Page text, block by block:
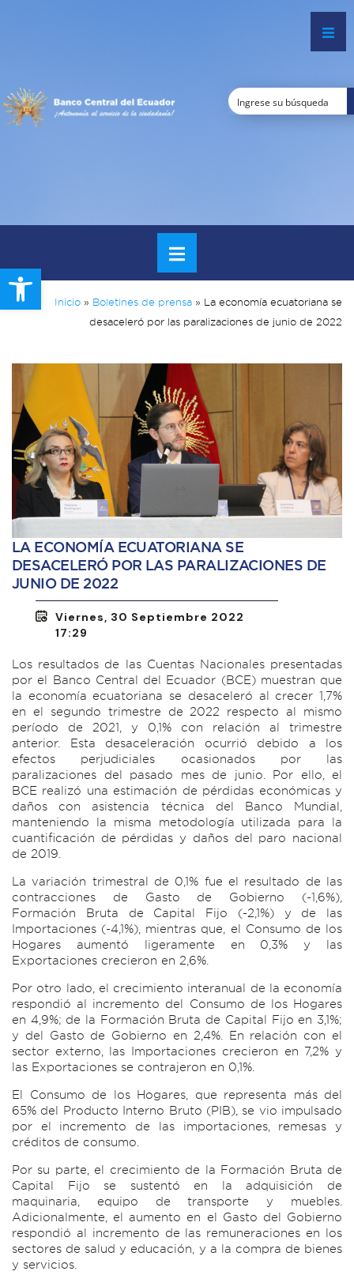
Open toolbar
Inicio » Boletines de prensa » La economía ecuatoriana se
desaceleró por las paralizaciones de junio de 2022
LA ECONOMÍA ECUATORIANA SE
DESACELERÓ POR LAS PARALIZACIONES DE
JUNIO DE 2022
Viernes, 30 Septiembre 2022
17:29
Los resultados de las Cuentas Nacionales presentadas
por el Banco Central del Ecuador (BCE) muestran que
la economía ecuatoriana se desaceleró al crecer 1,7%
en el segundo trimestre de 2022 respecto al mismo
período de 2021, y 0,1% con relación al trimestre
anterior. Esta desaceleración ocurrió debido a los
efectos perjudiciales ocasionados por las
paralizaciones del pasado mes de junio. Por ello, el
BCE realizó una estimación de pérdidas económicas y
daños con asistencia técnica del Banco Mundial,
manteniendo la misma metodología utilizada para la
cuantificación de pérdidas y daños del paro nacional
de 2019.
La variación trimestral de 0,1% fue el resultado de las
contracciones de Gasto de Gobierno (-1,6%),
Formación Bruta de Capital Fijo (-2,1%) y de las
Importaciones (-4,1%), mientras que, el Consumo de los
Hogares aumentó ligeramente en 0,3% y las
Exportaciones crecieron en 2,6%.
Por otro lado, el crecimiento interanual de la economía
respondió al incremento del Consumo de los Hogares
en 4,9%; de la Formación Bruta de Capital Fijo en 3,1%;
y del Gasto de Gobierno en 2,4%. En relación con el
sector externo, las Importaciones crecieron en 7,2% y
las Exportaciones se contrajeron en 0,1%.
El Consumo de los Hogares, que representa más del
65% del Producto Interno Bruto (PIB), se vio impulsado
por el incremento de las importaciones, remesas y
créditos de consumo.
Por su parte, el crecimiento de la Formación Bruta de
Capital Fijo se sustentó en la adquisición de
maquinaria, equipo de transporte y muebles.
Adicionalmente, el aumento en el Gasto del Gobierno
respondió al incremento de las remuneraciones en los
sectores de salud y educación, y a la compra de bienes
y servicios.